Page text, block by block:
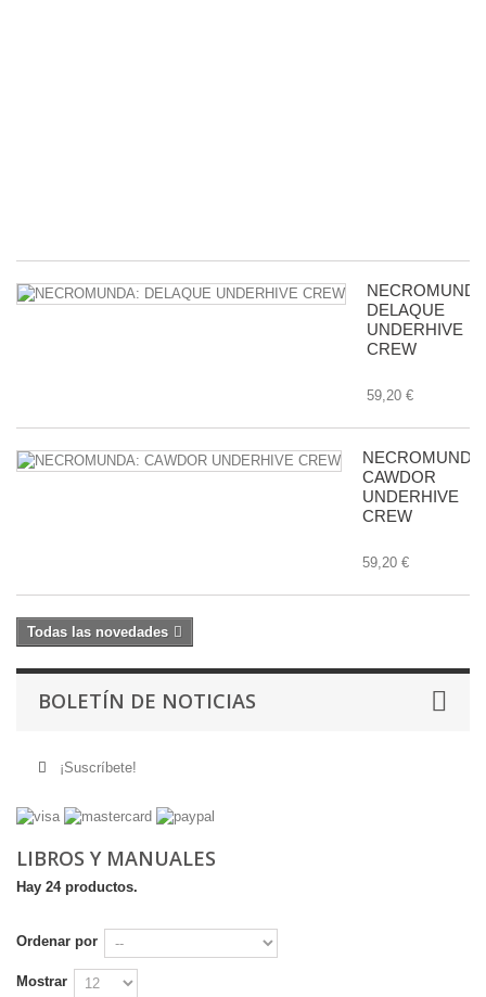
DELAQUE
UNDERHIVE
CREW
59,20 €
NECROMUNDA:
CAWDOR
UNDERHIVE
CREW
59,20 €
Todas las novedades
BOLETÍN DE NOTICIAS
¡Suscríbete!
LIBROS Y MANUALES
Hay 24 productos.
Ordenar por
Mostrar